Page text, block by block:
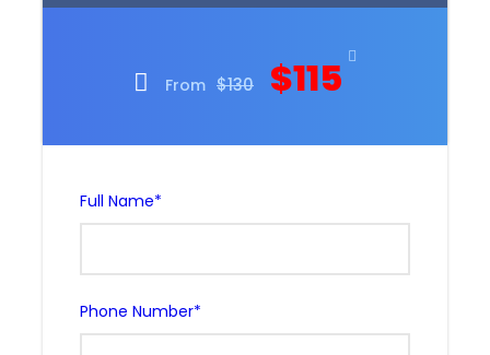
From $130 $115
Full Name*
Phone Number*